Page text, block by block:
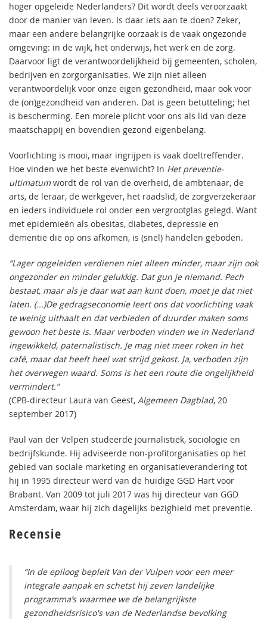
hoger opgeleide Nederlanders? Dit wordt deels veroorzaakt
door de manier van leven. Is daar iets aan te doen? Zeker,
maar een andere belangrijke oorzaak is de vaak ongezonde
omgeving: in de wijk, het onderwijs, het werk en de zorg.
Daarvoor ligt de verantwoordelijkheid bij gemeenten, scholen,
bedrijven en zorgorganisaties. We zijn niet alleen
verantwoordelijk voor onze eigen gezondheid, maar ook voor
de (on)gezondheid van anderen. Dat is geen betutteling; het
is bescherming. Een morele plicht voor ons als lid van deze
maatschappij en bovendien gezond eigenbelang.
Voorlichting is mooi, maar ingrijpen is vaak doeltreffender.
Hoe vinden we het beste evenwicht? In Het preventie-
ultimatumwordt de rol van de overheid, de ambtenaar, de
arts, de leraar, de werkgever, het raadslid, de zorgverzekeraar
en ieders individuele rol onder een vergrootglas gelegd. Want
met epidemieën als obesitas, diabetes, depressie en
dementie die op ons afkomen, is (snel) handelen geboden.
“Lager opgeleiden verdienen niet alleen minder, maar zijn ook
ongezonder en minder gelukkig. Dat gun je niemand. Pech
bestaat, maar als je daar wat aan kunt doen, moet je dat niet
laten. (...)De gedragseconomie leert ons dat voorlichting vaak
te weinig uithaalt en dat verbieden of duurder maken soms
gewoon het beste is. Maar verboden vinden we in Nederland
ingewikkeld, paternalistisch. Je mag niet meer roken in het
café, maar dat heeft heel wat strijd gekost. Ja, verboden zijn
het overwegen waard. Soms is het een route die ongelijkheid
vermindert.”
(CPB-directeur Laura van Geest, Algemeen Dagblad, 20
september 2017)
Paul van der Velpen studeerde journalistiek, sociologie en
bedrijfskunde. Hij adviseerde non-profitorganisaties op het
gebied van sociale marketing en organisatieverandering tot
hij in 1995 directeur werd van de huidige GGD Hart voor
Brabant. Van 2009 tot juli 2017 was hij directeur van GGD
Amsterdam, waar hij zich dagelijks bezighield met preventie.
Recensie
“In de epiloog bepleit Van der Vulpen voor een meer
integrale aanpak en schetst hij zeven landelijke
programma’s waarmee we de belangrijkste
gezondheidsrisico's van de Nederlandse bevolking